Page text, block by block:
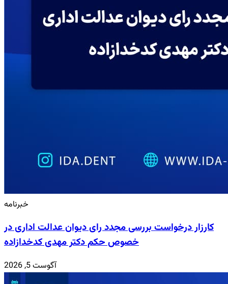
خبرنامه
کارزار درخواست بررسی مجدد رای دیوان عدالت اداری در
خصوص حکم دکتر مهدی کدخدازاده
آگوست 5, 2026